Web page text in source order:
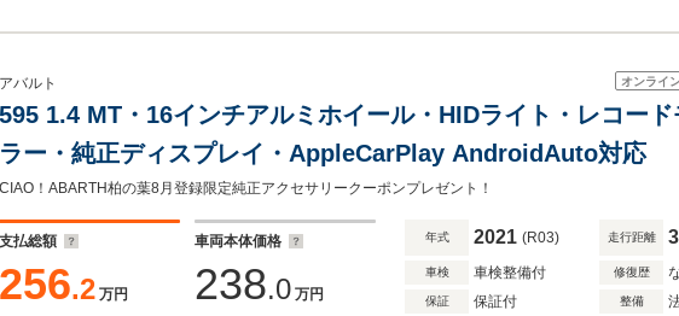
オンライ
アバルト
595 1.4 MT・16インチアルミホイール・HIDライト・レコー
ラー・純正ディスプレイ・AppleCarPlay AndroidAuto対応
CIAO！ABARTH柏の葉8月登録限定純正アクセサリークーポンプレゼント！
支払総額
256.2 万円
車両本体価格
238.0 万円
年式 2021 (R03) 走行距離 3
車検 車検整備付 修復歴
保証 保証付 整備